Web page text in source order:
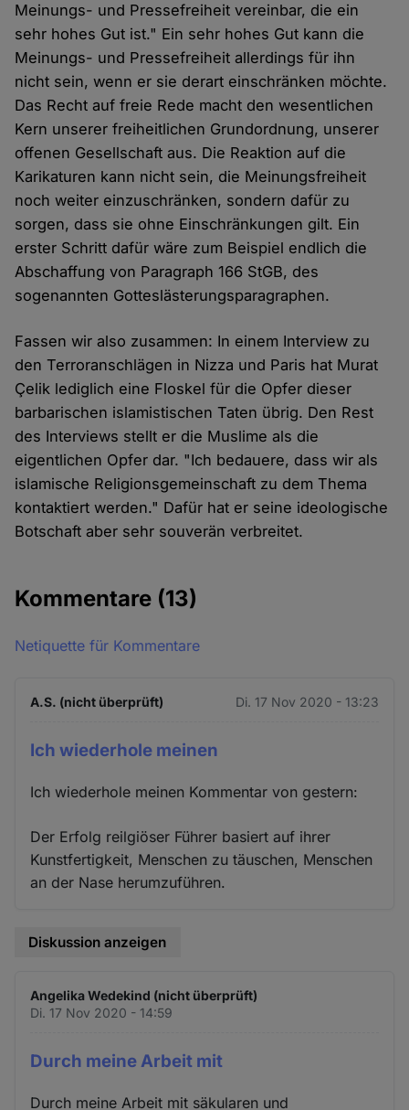
Meinungs- und Pressefreiheit vereinbar, die ein
sehr hohes Gut ist." Ein sehr hohes Gut kann die
Meinungs- und Pressefreiheit allerdings für ihn
nicht sein, wenn er sie derart einschränken möchte.
Das Recht auf freie Rede macht den wesentlichen
Kern unserer freiheitlichen Grundordnung, unserer
offenen Gesellschaft aus. Die Reaktion auf die
Karikaturen kann nicht sein, die Meinungsfreiheit
noch weiter einzuschränken, sondern dafür zu
sorgen, dass sie ohne Einschränkungen gilt. Ein
erster Schritt dafür wäre zum Beispiel endlich die
Abschaffung von Paragraph 166 StGB, des
sogenannten Gotteslästerungsparagraphen.
Fassen wir also zusammen: In einem Interview zu
den Terroranschlägen in Nizza und Paris hat Murat
Çelik lediglich eine Floskel für die Opfer dieser
barbarischen islamistischen Taten übrig. Den Rest
des Interviews stellt er die Muslime als die
eigentlichen Opfer dar. "Ich bedauere, dass wir als
islamische Religionsgemeinschaft zu dem Thema
kontaktiert werden." Dafür hat er seine ideologische
Botschaft aber sehr souverän verbreitet.
Kommentare (13)
Netiquette für Kommentare
A.S. (nicht überprüft) Di. 17 Nov 2020 - 13:23
Ich wiederhole meinen
Ich wiederhole meinen Kommentar von gestern:
Der Erfolg reilgiöser Führer basiert auf ihrer
Kunstfertigkeit, Menschen zu täuschen, Menschen
an der Nase herumzuführen.
Diskussion anzeigen
Angelika Wedekind (nicht überprüft)
Di. 17 Nov 2020 - 14:59
Durch meine Arbeit mit
Durch meine Arbeit mit säkularen und